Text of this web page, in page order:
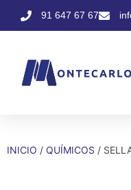
91 647 67 67
INICIO / QUÍMICOS /